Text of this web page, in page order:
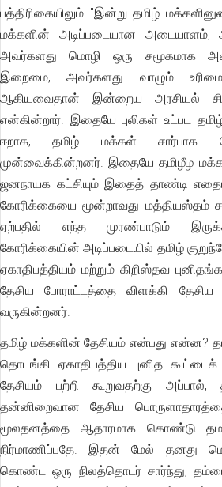
பத்திரிகையிலும் "இன்று தமிழ்
மக்களின் அடிப்படையான அடையாளம்,
அவர்களது மொழி ஒரு சமூகமாக
இறைமை, அவர்களது வாழும்
ஆகியவைதான் இன்றைய அரசியல்
என்கின்றார். இதையே புலிகள் உட்பட
ஈறாக, தமிழ் மக்கள் சார்பாக
முன்வைக்கின்றனர். இதையே தமிழீழ மக்கள்
ஜனநாயக கட்சியும் இதைத் தாண்டி
கோரிக்கையை மூன்றாவது மத்தியஸ்தம்
ஏற்பதில் எந்த முரண்பாடும்
கோரிக்கையின் அடிப்படையில் தமிழ்
ஏகாதிபத்தியம் மற்றும் கிறிஸ்தவ
தேசிய போராட்டத்தை விளக்கி தேசிய
வருகின்றனர்.
தமிழ் மக்களின் தேசியம் என்பது என்ன?
தொடங்கி ஏகாதிபத்திய புனித
தேசியம் பற்றி கூறுவதற்கு அப்பால்,
தன்னிறைவான தேசிய
மூலதனத்தை ஆதாரமாக கொண்டு
நிர்மாணிப்பதே. இதன் மேல் தனது
கொண்ட ஒரு நிலத்தொடர் சார்ந்து,